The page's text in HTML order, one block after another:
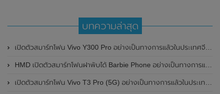
บทความล่าสุด
เปิดตัวสมาร์ทโฟน Vivo Y300 Pro อย่างเป็นทางการแล้วในประเทศจีน มาพร้อมดีไซน์พรีเมี่ยม ทนทาน และแบตเตอรี่สุดอึดขนาดใหญ่ 6,500mAh พร้อมรองรับการชาร์จไว 80W
HMD เปิดตัวสมาร์ทโฟนฝาพับได้ Barbie Phone อย่างเป็นทางการแล้ว มาพร้อมธีมสีชมพูสดใส
เปิดตัวสมาร์ทโฟน Vivo T3 Pro (5G) อย่างเป็นทางการแล้วในประเทศอินเดีย